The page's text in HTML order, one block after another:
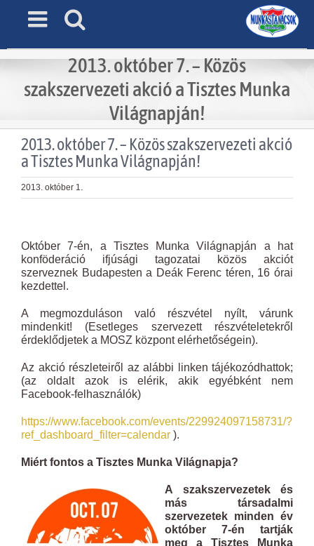
2013. október 7. – Közös
szakszervezeti akció a Tisztes Munka
Világnapján!
2013. október 7. – Közös szakszervezeti akció
a Tisztes Munka Világnapján!
2013. október 1.
Image
Október 7-én, a Tisztes Munka Világnapján a hat
konföderáció ifjúsági tagozatai közös akciót
szerveznek Budapesten a Deák Ferenc téren, 16 órai
kezdettel.
A megmozduláson való részvétel nyílt, várunk
mindenkit! (Esetleges szervezett részvételetekről
érdeklődjetek a MOSZ központ elérhetőségein).
Az akció részleteiről az alábbi linken tájékozódhattok;
(az oldalt azok is elérik, akik egyébként nem
Facebook-felhasználók)
https://www.facebook.com/events/229924097158731/?
ref_dashboard_filter=calendar ).
Miért fontos a Tisztes Munka Világnapja?
A szakszervezetek és
más társadalmi
szervezetek minden év
október 7-én tartják
meg a Tisztes Munka